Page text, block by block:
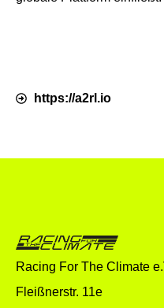
https://a2rl.io
Racing For The Climate
Fleißnerstr. 11e